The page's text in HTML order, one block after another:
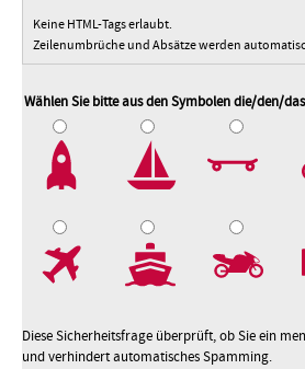
Keine HTML-Tags erlaubt.
Zeilenumbrüche und Absätze werden
Wählen Sie bitte aus den Symbolen die/den/
Diese Sicherheitsfrage überprüft, ob Sie ein
und verhindert automatisches Spamming.